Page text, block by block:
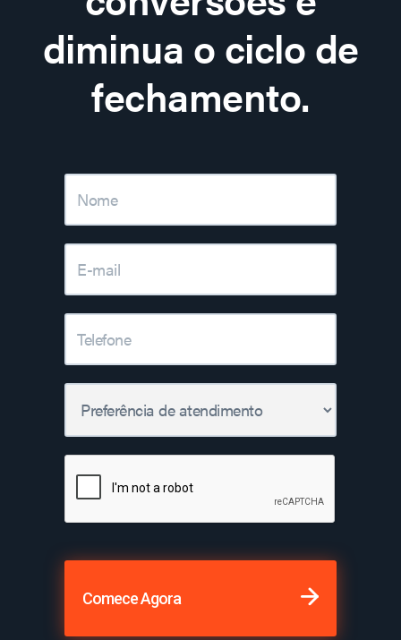
diminua o ciclo de
fechamento.
Comece Agora